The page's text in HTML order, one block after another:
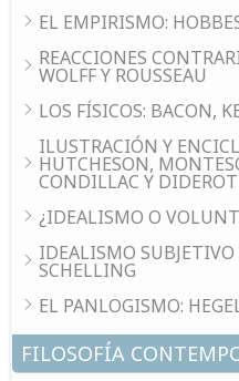
EL EMPIRISMO:
REACCIONES
WOLFF Y ROUSSEAU
LOS FÍSICOS: BACON,
ILUSTRACIÓN Y
HUTCHESON,
CONDILLAC Y DIDEROT
¿IDEALISMO O
IDEALISMO
SCHELLING
EL PANLOGISMO:
FILOSOFÍA